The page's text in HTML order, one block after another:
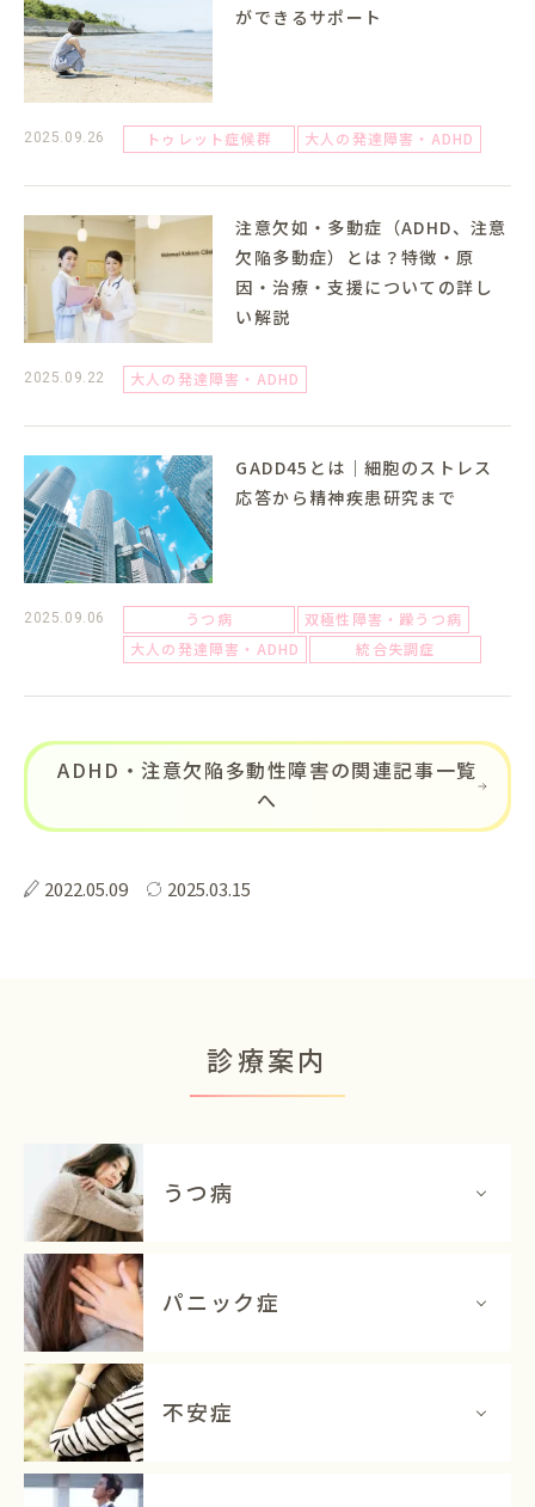
ができるサポート
2025.09.26 トゥレット症候群 大人の発達障害・ADHD
注意欠如・多動症（ADHD、注意
欠陥多動症）とは？特徴・原
因・治療・支援についての詳し
い解説
2025.09.22 大人の発達障害・ADHD
GADD45とは｜細胞のストレス
応答から精神疾患研究まで
2025.09.06 うつ病
双極性障害・躁うつ病
大人の発達障害・ADHD
統合失調症
ADHD・注意欠陥多動性障害の関連記事一覧
へ
2022.05.09 2025.03.15
診療案内
うつ病
パニック症
不安症